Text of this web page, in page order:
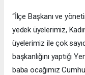
“İlçe Başkanı ve
yedek üyelerimiz,
üyelerimiz ile çok
başkanlığını yaptığı
baba ocağımız